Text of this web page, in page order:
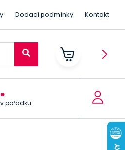
Dodací podmínky Kontakt
pořádku